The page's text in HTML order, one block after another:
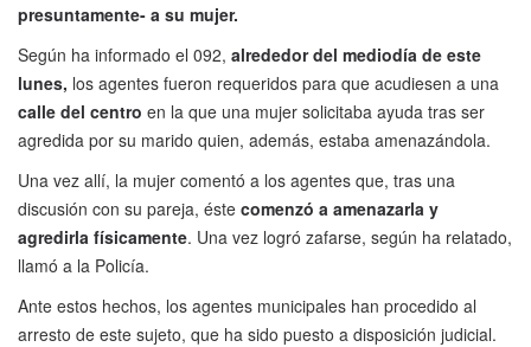
presuntamente- a su mujer.
Según ha informado el 092, alrededor del mediodía de este
lunes, los agentes fueron requeridos para que acudiesen a una
calle del centro en la que una mujer solicitaba ayuda tras ser
agredida por su marido quien, además, estaba amenazándola.
Una vez allí, la mujer comentó a los agentes que, tras una
discusión con su pareja, éste comenzó a amenazarla y
agredirla físicamente. Una vez logró zafarse, según ha relatado,
llamó a la Policía.
Ante estos hechos, los agentes municipales han procedido al
arresto de este sujeto, que ha sido puesto a disposición judicial.